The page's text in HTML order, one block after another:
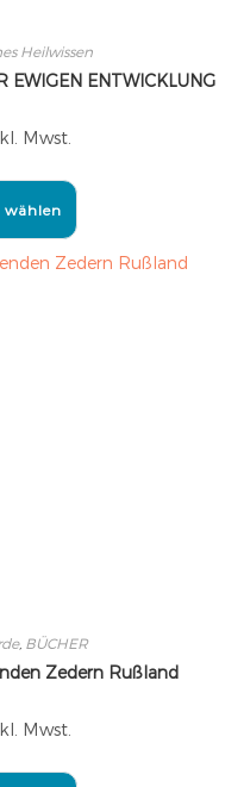
Heilwissen
EWIGEN ENTWICKLUNG
Mwst.
, BÜCHER
Zedern Rußland
Mwst.